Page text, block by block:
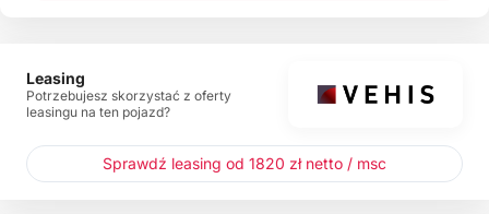
Leasing
Potrzebujesz skorzystać z oferty
leasingu na ten pojazd?
Sprawdź leasing od 1820 zł netto / msc